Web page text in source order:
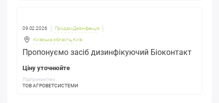
09.02.2026 Продам Дезінфекція
Київська область, Київ
Пропонуємо засіб дизинфікуючий Біоконтакт
Ціну уточнюйте
Підприємство:
ТОВ АГРОВЕТСИСТЕМИ